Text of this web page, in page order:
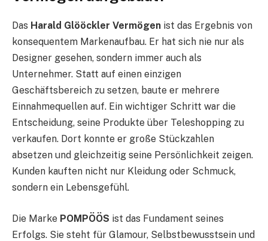
Das Harald Glööckler Vermögen ist das Ergebnis von
konsequentem Markenaufbau. Er hat sich nie nur als
Designer gesehen, sondern immer auch als
Unternehmer. Statt auf einen einzigen
Geschäftsbereich zu setzen, baute er mehrere
Einnahmequellen auf. Ein wichtiger Schritt war die
Entscheidung, seine Produkte über Teleshopping zu
verkaufen. Dort konnte er große Stückzahlen
absetzen und gleichzeitig seine Persönlichkeit zeigen.
Kunden kauften nicht nur Kleidung oder Schmuck,
sondern ein Lebensgefühl.
Die Marke POMPÖÖS ist das Fundament seines
Erfolgs. Sie steht für Glamour, Selbstbewusstsein und